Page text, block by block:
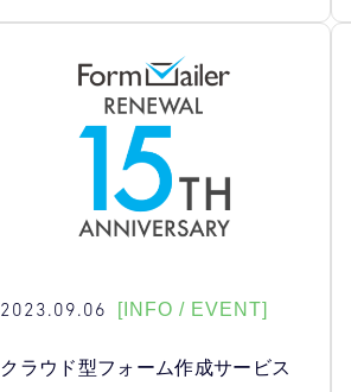
2023.09.06 [INFO / EVENT]
クラウド型フォーム作成サービス